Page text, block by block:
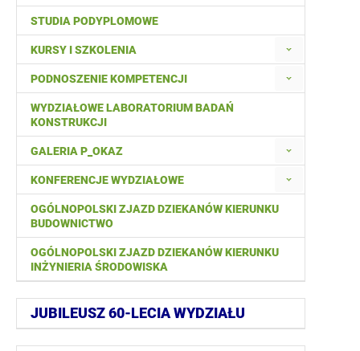
STUDIA PODYPLOMOWE
KURSY I SZKOLENIA
PODNOSZENIE KOMPETENCJI
WYDZIAŁOWE LABORATORIUM BADAŃ
KONSTRUKCJI
GALERIA P_OKAZ
KONFERENCJE WYDZIAŁOWE
OGÓLNOPOLSKI ZJAZD DZIEKANÓW KIERUNKU
BUDOWNICTWO
OGÓLNOPOLSKI ZJAZD DZIEKANÓW KIERUNKU
INŻYNIERIA ŚRODOWISKA
JUBILEUSZ 60-LECIA WYDZIAŁU